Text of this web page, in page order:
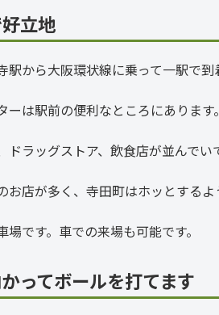
立地
駅から大阪環状線に乗って一駅で到
は駅前の便利なところにあります。
ドラッグストア、飲食店が並んでい
お店が多く、寺田町はホッとするよ
です。車での来場も可能です。
ってボールを打てます